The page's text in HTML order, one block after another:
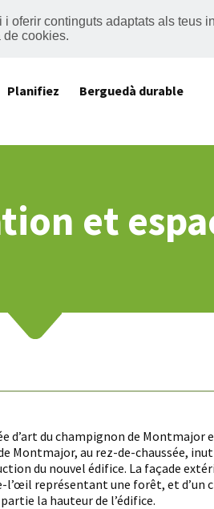
continguts adaptats als teus
de cookies.
Planifiez Berguedà durable
et
d’art du champignon de Montmajor
Montmajor, au rez-de-chaussée,
du nouvel édifice. La façade
l’œil représentant une forêt, et d’un
la hauteur de l’édifice.